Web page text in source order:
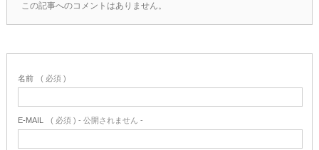
この記事へのコメントはありません。
名前 ( 必須 )
E-MAIL ( 必須 ) - 公開されません -